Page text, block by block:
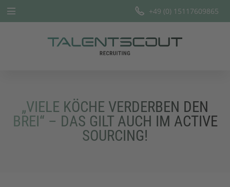
Team
+49 (0) 15117609865
„VIELE KÖCHE VERDERBEN DEN
BREI“ – DAS GILT AUCH IM ACTIVE
SOURCING!